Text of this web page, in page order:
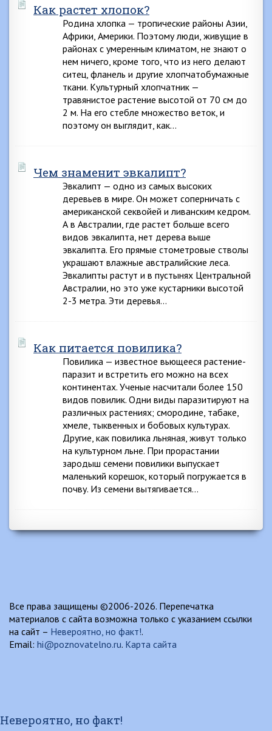
Как растет хлопок?
Родина хлопка — тропические районы Азии,
Африки, Америки. Поэтому люди, живущие в
районах с умеренным климатом, не знают о
нем ничего, кроме того, что из него делают
ситец, фланель и другие хлопчатобумажные
ткани. Культурный хлопчатник —
травянистое растение высотой от 70 см до
2 м. На его стебле множество веток, и
поэтому он выглядит, как…
Чем знаменит эвкалипт?
Эвкалипт — одно из самых высоких
деревьев в мире. Он может соперничать с
американской секвойей и ливанским кедром.
А в Австралии, где растет больше всего
видов эвкалипта, нет дерева выше
эвкалипта. Его прямые стометровые стволы
украшают влажные австралийские леса.
Эвкалипты растут и в пустынях Центральной
Австралии, но это уже кустарники высотой
2-3 метра. Эти деревья…
Как питается повилика?
Повилика — известное вьющееся растение-
паразит и встретить его можно на всех
континентах. Ученые насчитали более 150
видов повилик. Одни виды паразитируют на
различных растениях; смородине, табаке,
хмеле, тыквенных и бобовых культурах.
Другие, как повилика льняная, живут только
на культурном льне. При прорастании
зародыш семени повилики выпускает
маленький корешок, который погружается в
почву. Из семени вытягивается…
Все права защищены ©2006-2026. Перепечатка
материалов с сайта возможна только с указанием ссылки
на сайт – Невероятно, но факт!.
Email: hi@poznovatelno.ru. Карта сайта
Невероятно, но факт!